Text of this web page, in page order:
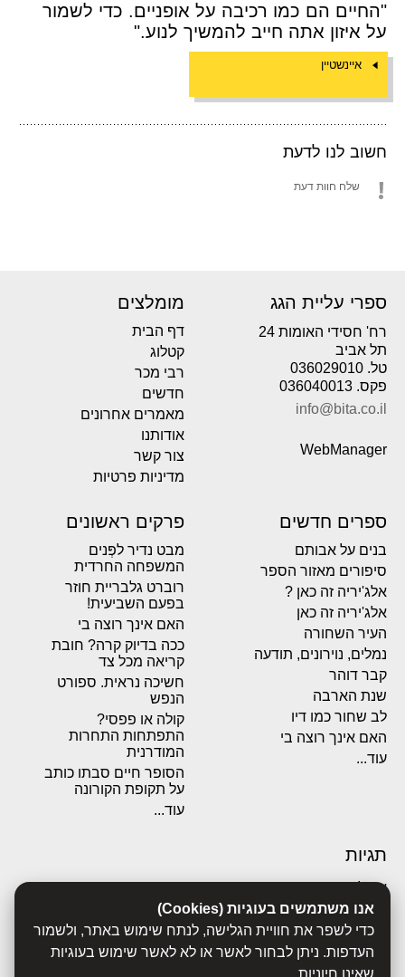
אנו משתמשים בעוגיות (Cookies)
כדי לשפר את חוויית הגלישה, לנתח שימוש באתר, ולשמור
העדפות. ניתן לבחור לאשר או לא לאשר שימוש בעוגיות
שאינן חיוניות.
"החיים הם כמו רכיבה על אופניים. כדי לשמור
על איזון אתה חייב להמשיך לנוע."
איינשטיין
חשוב לנו לדעת
שלח חוות דעת
ספרי עליית הגג
רח' חסידי האומות 24
תל אביב
טל. 036029010
פקס. 036040013
info@bita.co.il
WebManager
מומלצים
דף הבית
קטלוג
רבי מכר
חדשים
מאמרים אחרונים
אודותנו
צור קשר
מדיניות פרטיות
ספרים חדשים
בנים על אבותם
סיפורים מאזור הספר
אלג'יריה זה כאן ?
אלג'יריה זה כאן
העיר השחורה
נמלים, נוירונים, תודעה
קבר דוהר
שנת הארבה
לב שחור כמו דיו
האם אינך רוצה בי
עוד...
פרקים ראשונים
מבט נדיר לפְּנים
המשפחה החרדית
רוברט גלבריית חוזר
בפעם השביעית!
האם אינך רוצה בי
ככה בדיוק קרה? חובת
קריאה מכל צד
חשיכה נראית. ספורט
הנפש
קולה או פפסי?
התפתחות התחרות
המודרנית
הסופר חיים סבתו כותב
על תקופת הקורונה
עוד...
תגיות
אבולוציה
אכסדרה
אנשים
ביוגרפיות
ביולוגיה